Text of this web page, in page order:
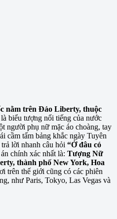
nằm trên Đảo Liberty, thuộc
biểu tượng nổi tiếng của nước
người phụ nữ mặc áo choàng, tay
cầm tấm bảng khắc ngày Tuyên
lời nhanh câu hỏi “Ở đâu có
chính xác nhất là: Tượng Nữ
thành phố New York, Hoa
trên thế giới cũng có các phiên
như Paris, Tokyo, Las Vegas và